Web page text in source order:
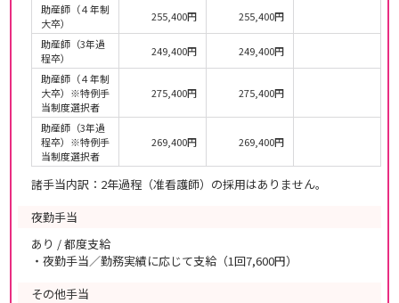
助産師（４年制
大卒）
255,400円
255,400円
助産師（3年過
程卒）
249,400円
249,400円
助産師（４年制
大卒）※特例手
当制度選択者
275,400円 275,400円
助産師（3年過
程卒）※特例手
当制度選択者
269,400円 269,400円
諸手当内訳：2年過程（准看護師）の採用はありません。
夜勤手当
あり / 都度支給
・夜勤手当／勤務実績に応じて支給（1回7,600円）
その他手当